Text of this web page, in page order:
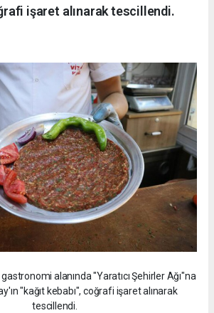
işaret alınarak tescillendi.
alanında "Yaratıcı Şehirler Ağı"na
"kağıt kebabı", coğrafi işaret alınarak
tescillendi.